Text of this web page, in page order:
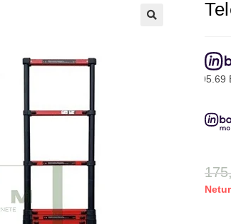
Pavyzdžiui, skolinantis 105.69 EUR, kai